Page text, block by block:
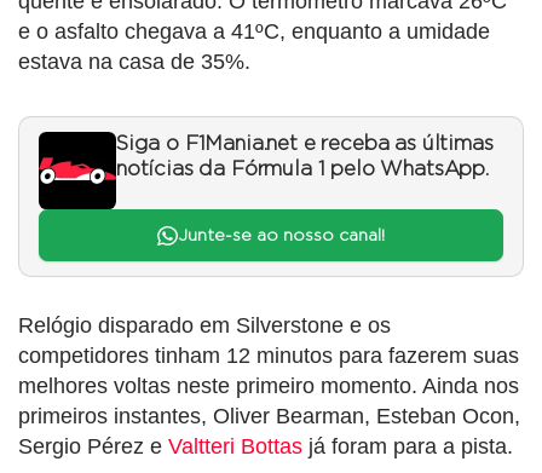
e o asfalto chegava a 41ºC, enquanto a umidade
estava na casa de 35%.
Siga o F1Mania.net e receba as últimas
notícias da Fórmula 1 pelo WhatsApp.
Junte-se ao nosso canal!
Relógio disparado em Silverstone e os
competidores tinham 12 minutos para fazerem suas
melhores voltas neste primeiro momento. Ainda nos
primeiros instantes, Oliver Bearman, Esteban Ocon,
Sergio Pérez e Valtteri Bottas já foram para a pista.